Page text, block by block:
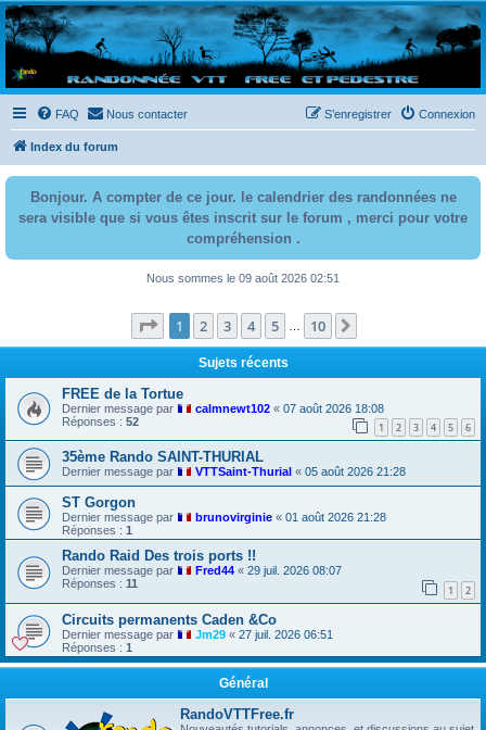
Randovttfree.fr
Bienvenue sur le site des randos vtt et pédestre de Bretagne . Bonne navigation sur le site
et bonnes randos dans l'Ouest !
FAQ Nous contacter Connexion
S’enregistrer
Index du forum
Bonjour. A compter de ce jour. le calendrier des randonnées ne
sera visible que si vous êtes inscrit sur le forum , merci pour votre
compréhension .
Nous sommes le 09 août 2026 02:51
Page 1sur10
1 2 3 4 5 10
Sujets récents
FREE de la Tortue
Dernier message par calmnewt102 « 07 août 2026 18:08
Réponses : 52 1 2 3 4 5 6
35ème Rando SAINT-THURIAL
Dernier message par VTTSaint-Thurial « 05 août 2026 21:28
ST Gorgon
Dernier message par brunovirginie « 01 août 2026 21:28
Réponses : 1
Rando Raid Des trois ports !!
Dernier message par Fred44 « 29 juil. 2026 08:07
Réponses : 11 1 2
Circuits permanents Caden &Co
Dernier message par Jm29 « 27 juil. 2026 06:51
Réponses : 1
Général
RandoVTTFree.fr